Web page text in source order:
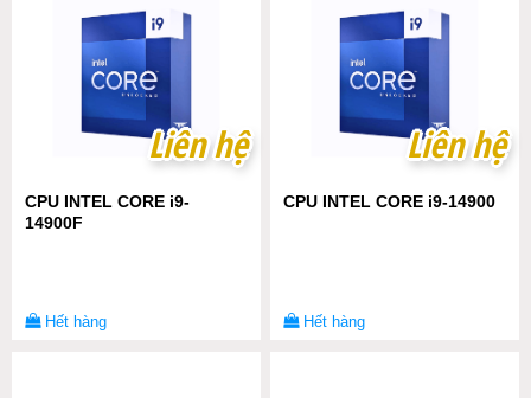
Liên hệ
Liên hệ
CPU INTEL CORE i9-
14900F
Hết hàng
Liên hệ
Liên hệ
CPU INTEL CORE i9-14900
Hết hàng